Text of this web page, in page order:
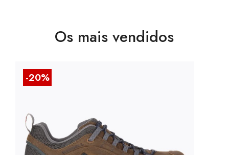
Os mais vendidos
-20%